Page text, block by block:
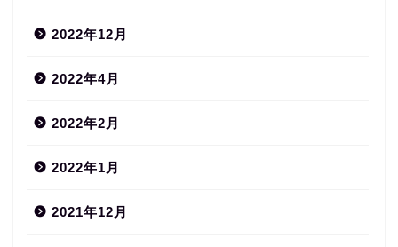
2022年12月
2022年4月
2022年2月
2022年1月
2021年12月